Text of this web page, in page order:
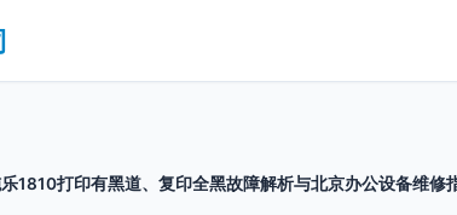
1810打印有黑道、复印全黑故障解析与北京办公设备维修